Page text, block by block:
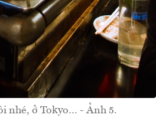
nhé, ở Tokyo… - Ảnh 5.